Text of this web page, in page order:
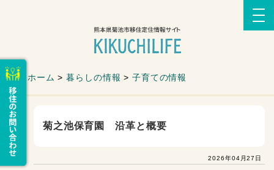
ホーム >暮らしの情報 > 子育ての情報
菊之池保育園 沿革と概要
2026年04月27日